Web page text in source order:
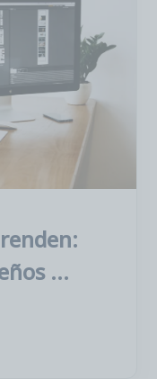
...